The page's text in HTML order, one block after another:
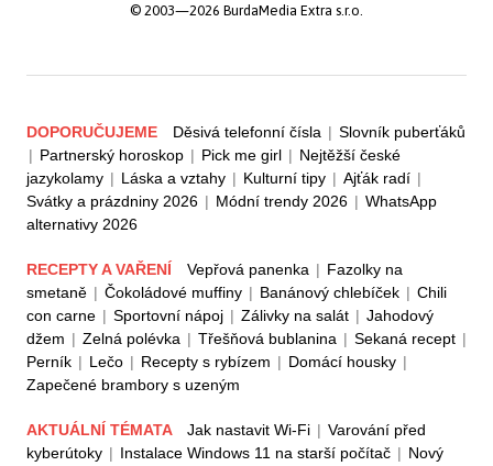
© 2003—2026 BurdaMedia Extra s.r.o.
DOPORUČUJEME Děsivá telefonní čísla | Slovník puberťáků
| Partnerský horoskop | Pick me girl | Nejtěžší české
jazykolamy | Láska a vztahy | Kulturní tipy | Ajťák radí |
Svátky a prázdniny 2026 | Módní trendy 2026 | WhatsApp
alternativy 2026
RECEPTY A VAŘENÍ Vepřová panenka | Fazolky na
smetaně | Čokoládové muffiny | Banánový chlebíček | Chili
con carne | Sportovní nápoj | Zálivky na salát | Jahodový
džem | Zelná polévka | Třešňová bublanina | Sekaná recept |
Perník | Lečo | Recepty s rybízem | Domácí housky |
Zapečené brambory s uzeným
AKTUÁLNÍ TÉMATA Jak nastavit Wi-Fi | Varování před
kyberútoky | Instalace Windows 11 na starší počítač | Nový